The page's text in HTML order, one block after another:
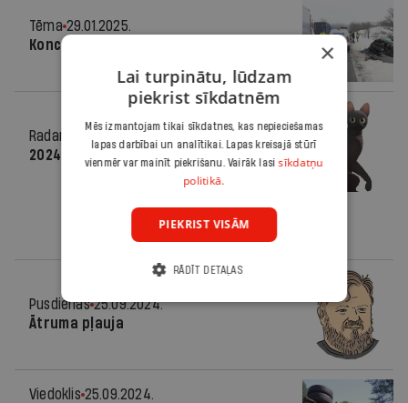
Tēma 29.01.2025.
Koncerta vietā — bēres
Radars
2024. gadā aizkustināja...
Pusdienās 25.09.2024.
Ātruma pļauja
Viedoklis 25.09.2024.
×
Lai turpinātu, lūdzam
piekrist sīkdatnēm
Mēs izmantojam tikai sīkdatnes, kas nepieciešamas
lapas darbībai un analītikai. Lapas kreisajā stūrī
vienmēr var mainīt piekrišanu. Vairāk lasisīkdatņu
politikā.
PIEKRIST VISĀM
RĀDĪT DETAĻAS